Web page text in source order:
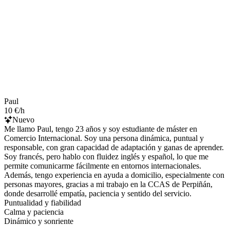
Paul
10 €/h
Nuevo
Me llamo Paul, tengo 23 años y soy estudiante de máster en
Comercio Internacional. Soy una persona dinámica, puntual y
responsable, con gran capacidad de adaptación y ganas de aprender.
Soy francés, pero hablo con fluidez inglés y español, lo que me
permite comunicarme fácilmente en entornos internacionales.
Además, tengo experiencia en ayuda a domicilio, especialmente con
personas mayores, gracias a mi trabajo en la CCAS de Perpiñán,
donde desarrollé empatía, paciencia y sentido del servicio.
Puntualidad y fiabilidad
Calma y paciencia
Dinámico y sonriente